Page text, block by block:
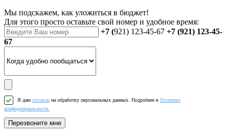
Мы подскажем, как уложиться в бюджет!
Для этого просто оставьте свой номер и удобное время:
+7 (921) 123-45-67 +7 (921) 123-45-
67
Я даю согласие на обработку персональных данных. Подробнее в Политике
конфиденциальности.
Перезвоните мне